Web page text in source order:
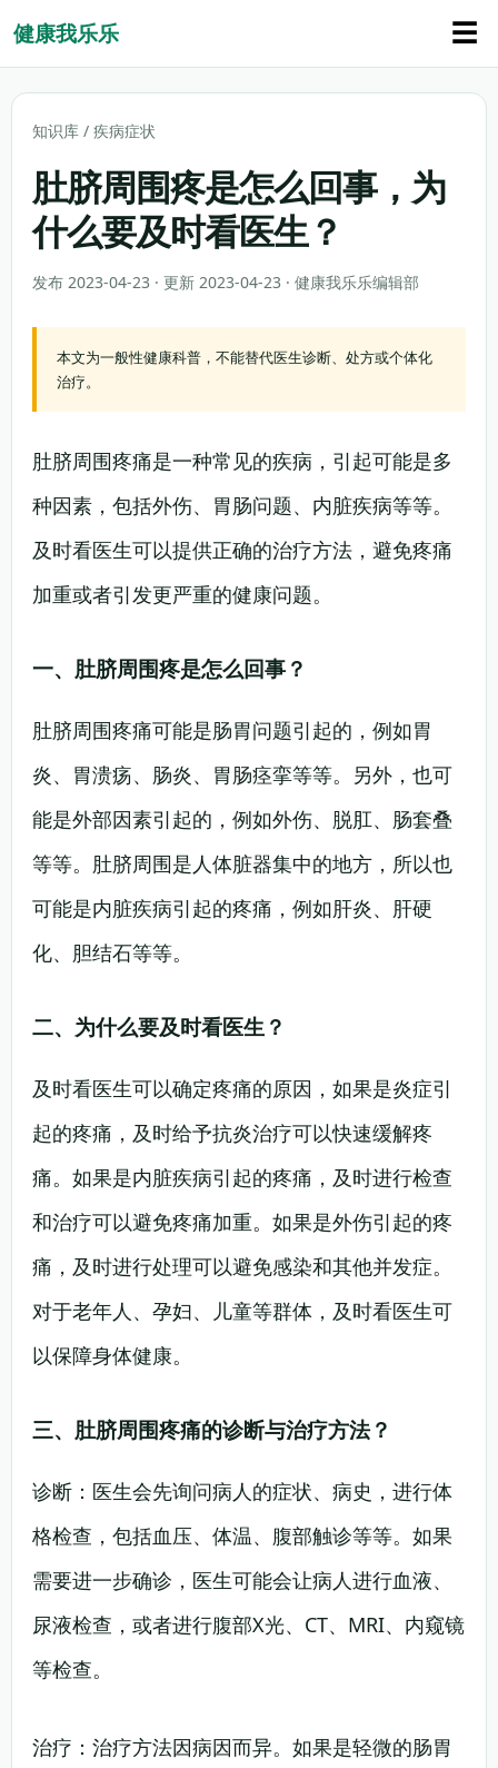
健康我乐乐 ☰
知识库 / 疾病症状
肚脐周围疼是怎么回事，为
什么要及时看医生？
发布 2023-04-23 · 更新 2023-04-23 · 健康我乐乐编辑部
本文为一般性健康科普，不能替代医生诊断、处方或个体化
治疗。
肚脐周围疼痛是一种常见的疾病，引起可能是多
种因素，包括外伤、胃肠问题、内脏疾病等等。
及时看医生可以提供正确的治疗方法，避免疼痛
加重或者引发更严重的健康问题。
一、肚脐周围疼是怎么回事？
肚脐周围疼痛可能是肠胃问题引起的，例如胃
炎、胃溃疡、肠炎、胃肠痉挛等等。另外，也可
能是外部因素引起的，例如外伤、脱肛、肠套叠
等等。肚脐周围是人体脏器集中的地方，所以也
可能是内脏疾病引起的疼痛，例如肝炎、肝硬
化、胆结石等等。
二、为什么要及时看医生？
及时看医生可以确定疼痛的原因，如果是炎症引
起的疼痛，及时给予抗炎治疗可以快速缓解疼
痛。如果是内脏疾病引起的疼痛，及时进行检查
和治疗可以避免疼痛加重。如果是外伤引起的疼
痛，及时进行处理可以避免感染和其他并发症。
对于老年人、孕妇、儿童等群体，及时看医生可
以保障身体健康。
三、肚脐周围疼痛的诊断与治疗方法？
诊断：医生会先询问病人的症状、病史，进行体
格检查，包括血压、体温、腹部触诊等等。如果
需要进一步确诊，医生可能会让病人进行血液、
尿液检查，或者进行腹部X光、CT、MRI、内窥镜
等检查。
治疗：治疗方法因病因而异。如果是轻微的肠胃